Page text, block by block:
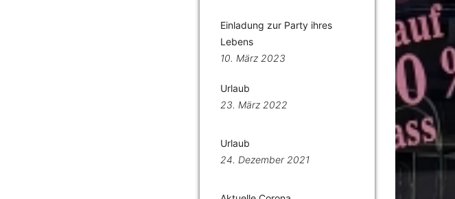
Einladung zur Party ihres
Lebens
10. März 2023
Urlaub
23. März 2022
Urlaub
24. Dezember 2021